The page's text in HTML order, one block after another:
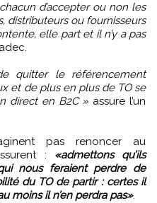
d’accepter ou non les
distributeurs ou fournisseurs
elle part et il n’y a pas
quitter le référencement
et de plus en plus de TO se
direct en B2C » assure l’un
pas renoncer au
: «admettons qu’ils
nous feraient perdre de
du TO de partir : certes il
moins il n’en perdra pas».